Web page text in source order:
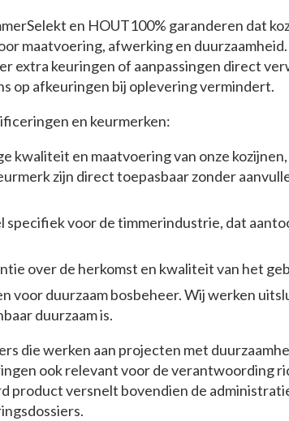
en HOUT100% garanderen dat
maatvoering, afwerking en duurzaamheid.
extra keuringen of aanpassingen direct
op afkeuringen bij oplevering vermindert.
en keurmerken:
kwaliteit en maatvoering van onze
zijn direct toepasbaar zonder
specifiek voor de timmerindustrie, dat
over de herkomst en kwaliteit van het
voor duurzaam bosbeheer. Wij werken
duurzaam is.
die werken aan projecten met
ook relevant voor de verantwoording
product versnelt bovendien de